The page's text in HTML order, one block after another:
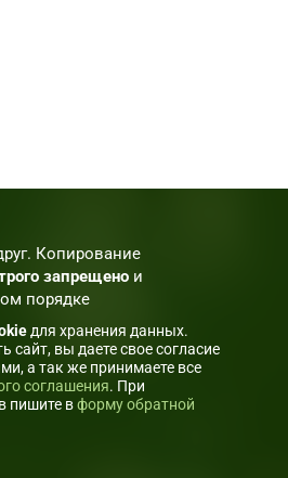
Копирование
запрещено и
порядке
для хранения данных.
сайт, вы даете свое согласие
а так же принимаете все
соглашения. При
пишите вформу обратной